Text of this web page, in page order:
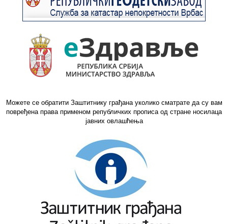
Можете се обратити Заштитнику грађана уколико сматрате да су вам
повређена права применом републичких прописа од стране носилаца
јавних овлашћења